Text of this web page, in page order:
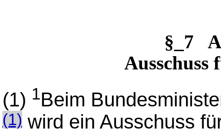
§_7
Ausschuss
(1) 1Beim
(1)wird ein Ausschuss